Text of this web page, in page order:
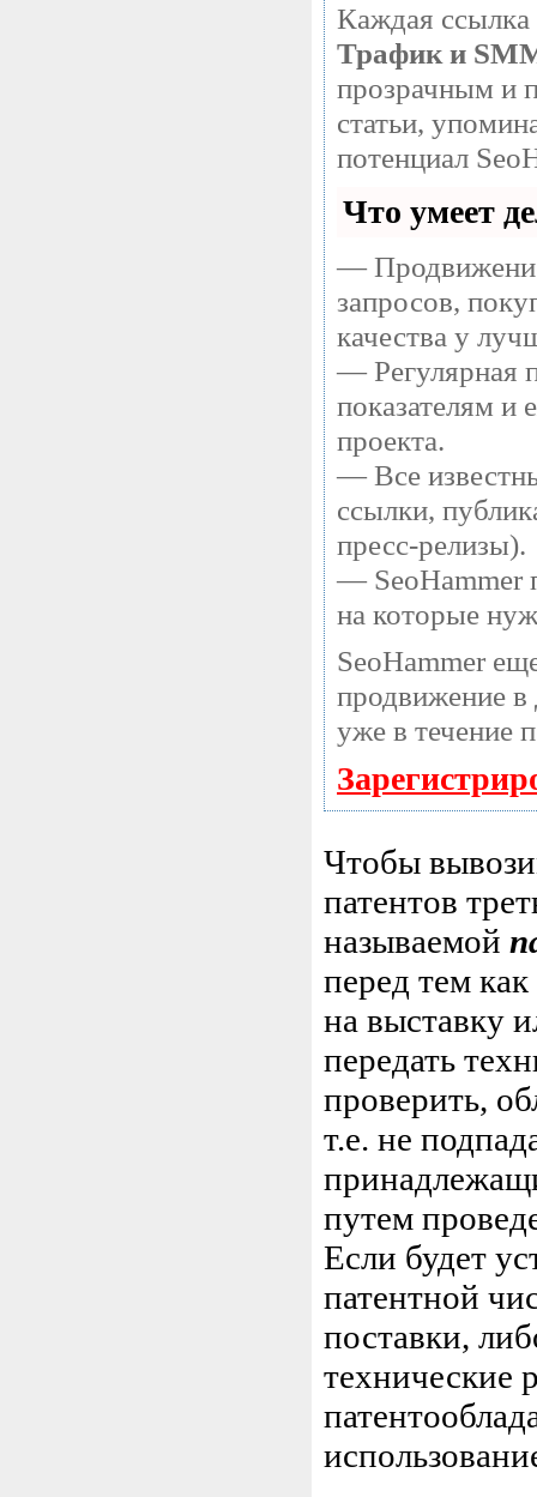
Каждая ссылка
Трафик и
прозрачным и
статьи,
потенциал
Что умеет
—
запросов,
качества у
— Регулярная
показателям и
проекта.
— Все
ссылки,
пресс-релизы).
— SeoHammer
на которые
SeoHammer
продвижение в
уже в течение
Чтобы
патентов
называемой
перед тем как
на выставку
передать
проверить,
т.е. не
путем
Если будет
патентной
поставки,
технические